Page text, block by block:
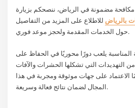
مضمونة في الرياض، ننصحكم بزيارة
بالرياض للاطلاع على المزيد من التفاصيل
حول الخدمات المقدمة ولحجز موعد فوري.
المناسبة يلعب دورًا محوريًا في الحفاظ على
التهديدات التي تشكلها الحشرات والآفات
الاعتماد على جهات موثوقة ومجربة في هذا
المجال لضمان نتائج فعالة وسريعة.